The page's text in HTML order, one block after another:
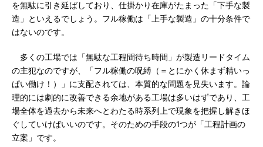
を無駄に引き延ばしており、仕掛かり在庫がたまった「下手な製
造」といえるでしょう。フル稼働は「上手な製造」の十分条件で
はないのです。
多くの工場では「無駄な工程間待ち時間」が製造リードタイム
の主犯なのですが、「フル稼働の呪縛（＝とにかく休まず精いっ
ぱい働け！）」に支配されては、本質的な問題を見失います。論
理的には劇的に改善できる余地がある工場は多いはずであり、工
場全体を過去から未来へとわたる時系列上で現象を把握し解きほ
ぐしていけばいいのです。そのための手段の1つが「工程計画の
立案」です。